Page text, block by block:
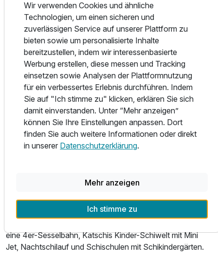
Familienzimmer
2 Erwachsene und 2 Kinder
Ausstattung
Für 5 Tage p.P. ab467,00 €
Eintauchen in die Alm-Wellness-Oase mit 1500 m²: Riesen-
Schwimmbad (14 x 17 m), Wellnessanlage, Outdoor-
Kinder-Whirl-Pool mit Rutsche von Pool zu Pool (34 Grad)
- auf 1650 Metern mit Panoramablick. Ale Pools haben 24
Stunden geöffnet. Erlebnis-Saunawelt - die Holz-
Lärchensauna, Inhalationsgrotten, Hot-Whirl-Pool innen
(37 Grad), Dampfbäder mit Vip-Duschen, Solebecken (36
Grad), Kräutersauna, Schafflbad, Heubad, Fitnessraum
und Cardio-Fitnessgeräten und Relaxinsel mit
Kuschelnestern gehören ebenso zur exklusiven
Ausstattung des Wohlfühlbereiches, wie geheizte
Wasserbetten, Relax-Liegen und das professionell
geführte Massage- und Beauty Studio.
beschneit werden, 70 km Abfahrten aller
Schwierigkeitsgrade, darunter die "Streif" Kärntens - die
sogenannte Direttissima - , und 600 m Höhenunterschied
eine 4er-Sesselbahn, Katschis Kinder-Schiwelt mit Mini
Jet, Nachtschilauf und Schischulen mit Schikindergärten.
Wir verwenden Cookies und ähnliche
Technologien, um einen sicheren und
zuverlässigen Service auf unserer Plattform zu
bieten sowie um personalisierte Inhalte
bereitzustellen, indem wir interessenbasierte
Werbung erstellen, diese messen und Tracking
einsetzen sowie Analysen der Plattformnutzung
für ein verbessertes Erlebnis durchführen. Indem
Sie auf "Ich stimme zu" klicken, erklären Sie sich
damit einverstanden. Unter “Mehr anzeigen”
können Sie Ihre Einstellungen anpassen. Dort
finden Sie auch weitere Informationen oder direkt
in unserer Datenschutzerklärung.
Mehr anzeigen
Ich stimme zu